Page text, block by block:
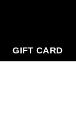
GIFT CARD